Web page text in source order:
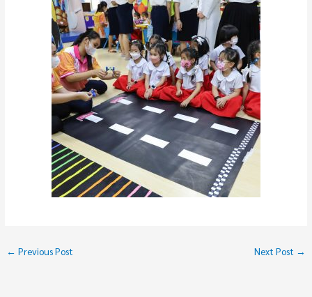
← Previous Post Next Post →